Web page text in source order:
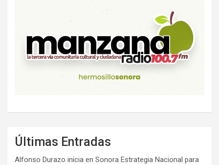
Últimas Entradas
Alfonso Durazo inicia en Sonora Estrategia Nacional para